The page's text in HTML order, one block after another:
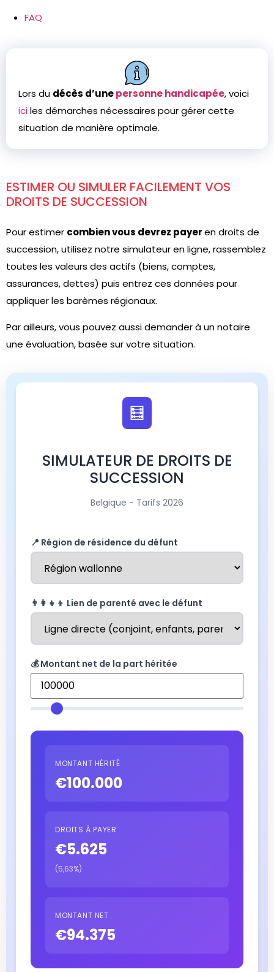
FAQ
Lors du décès d’unepersonne handicapée, voici
ici les démarches nécessaires pour gérer cette
situation de manière optimale.
ESTIMER OU SIMULER FACILEMENT VOS
DROITS DE SUCCESSION
Pour estimer combien vous devrez payeren droits de
succession, utilisez notre simulateur en ligne, rassemblez
toutes les valeurs des actifs (biens, comptes,
assurances, dettes) puis entrez ces données pour
appliquer les barèmes régionaux.
Par ailleurs, vous pouvez aussi demander à un notaire
une évaluation, basée sur votre situation.
🧮
SIMULATEUR DE DROITS DE
SUCCESSION
Belgique - Tarifs 2026
📍 Région de résidence du défunt
👨‍👩‍👧‍👦 Lien de parenté avec le défunt
💰 Montant net de la part héritée
MONTANT HÉRITÉ
€100.000
DROITS À PAYER
€5.625
(5,63%)
MONTANT NET
€94.375